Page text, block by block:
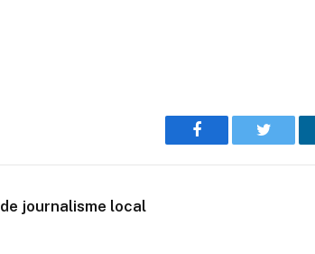
Facebook Twitter
journalisme local